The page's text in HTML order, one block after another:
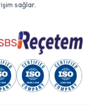
sağlar.